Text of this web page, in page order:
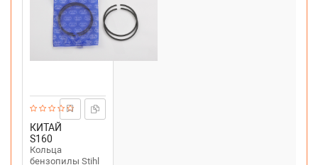
КИТАЙ
S160
Кольца
бензопилы Stihl